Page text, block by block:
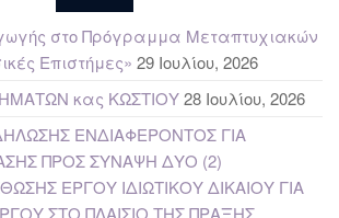
στο Πρόγραμμα Μεταπτυχιακών
Επιστήμες» 29 Ιουλίου, 2026
κας ΚΩΣΤΙΟΥ28 Ιουλίου, 2026
ΕΝΔΙΑΦΕΡΟΝΤΟΣ ΓΙΑ
ΠΡΟΣ ΣΥΝΑΨΗ ΔΥΟ (2)
ΕΡΓΟΥ ΙΔΙΩΤΙΚΟΥ ΔΙΚΑΙΟΥ ΓΙΑ
ΣΤΟ ΠΛΑΙΣΙΟ ΤΗΣ ΠΡΑΞΗΣ